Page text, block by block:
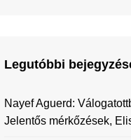
Legutóbbi
Nayef Aguerd:
Jelentős mérkőzések,